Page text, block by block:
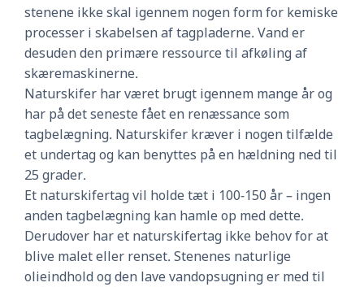
stenene ikke skal igennem nogen form for kemiske
processer i skabelsen af tagpladerne. Vand er
desuden den primære ressource til afkøling af
skæremaskinerne.
Naturskifer har været brugt igennem mange år og
har på det seneste fået en renæssance som
tagbelægning. Naturskifer kræver i nogen tilfælde
et undertag og kan benyttes på en hældning ned til
25 grader.
Et naturskifertag vil holde tæt i 100-150 år – ingen
anden tagbelægning kan hamle op med dette.
Derudover har et naturskifertag ikke behov for at
blive malet eller renset. Stenenes naturlige
olieindhold og den lave vandopsugning er med til